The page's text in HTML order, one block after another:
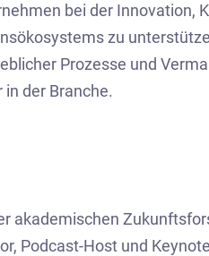
bei der Innovation,
zu
Prozesse und
der Branche.
akademischen
Podcast-Host und